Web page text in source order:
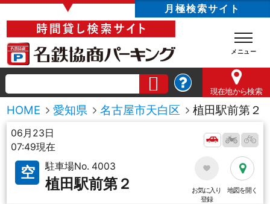
▼ 月極検索サイト
現在地から検索
HOME 愛知県 名古屋市天白区 植田駅前第２
06月23日
07:49現在
空 駐車場No. 4003
植田駅前第２
お気に入り
登録
地図を開く